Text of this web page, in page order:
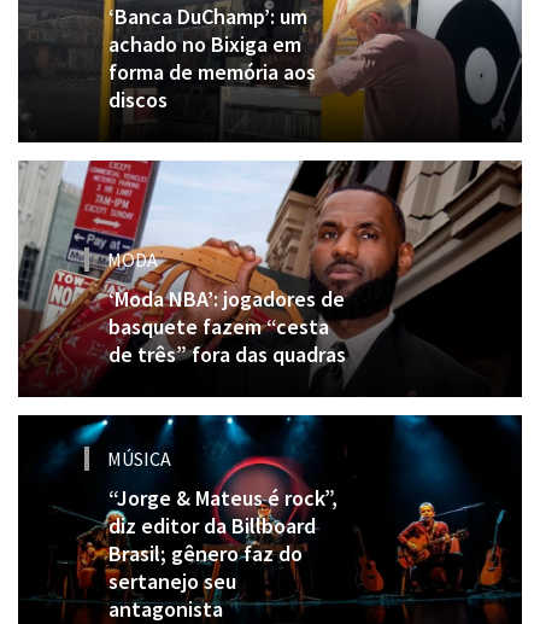
‘Banca DuChamp’: um
achado no Bixiga em
forma de memória aos
discos
MODA
‘Moda NBA’: jogadores de
basquete fazem “cesta
de três” fora das quadras
MÚSICA
“Jorge & Mateus é rock”,
diz editor da Billboard
Brasil; gênero faz do
sertanejo seu
antagonista